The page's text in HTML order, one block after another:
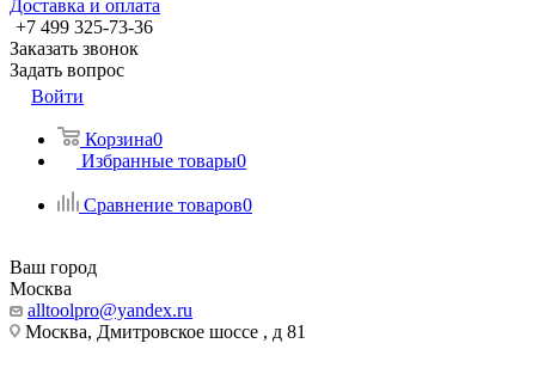
Доставка и оплата
+7 499 325-73-36
Заказать звонок
Задать вопрос
Войти
Корзина0
Избранные товары0
Сравнение товаров0
Ваш город
Москва
alltoolpro@yandex.ru
Москва, Дмитровское шоссе , д 81